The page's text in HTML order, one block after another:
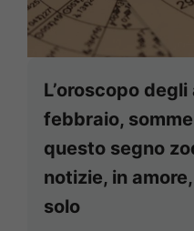
L’oroscopo degli
febbraio,
questo segno
notizie, in
solo